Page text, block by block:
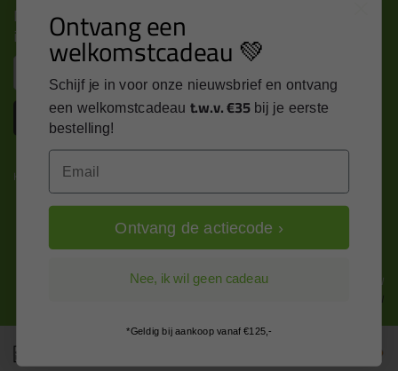
Nieuws, tips en exclusieve deals rechtstreeks in je
inbox
Inschrijven
Kitcentrum is trots op:
Alle prijzen zijn in EURO en excl. 21% BTW
wijzig naar incl. BTW
Ontvang een
welkomstcadeau 💚
Schijf je in voor onze nieuwsbrief en ontvang
een welkomstcadeau t.w.v. €35 bij je eerste
bestelling!
Email
Ontvang de actiecode ›
Nee, ik wil geen cadeau
*Geldig bij aankoop vanaf €125,-